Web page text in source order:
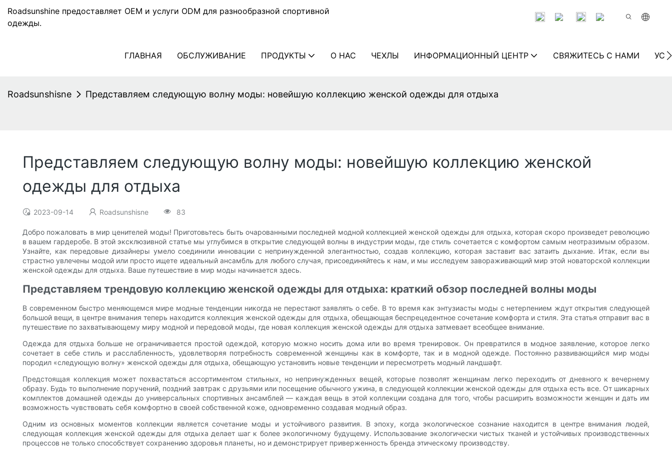
Roadsunshine предоставляет OEM и услуги ODM для разнообразной спортивной
одежды.
ГЛАВНАЯ ОБСЛУЖИВАНИЕ ПРОДУКТЫ О НАС ЧЕХЛЫ ИНФОРМАЦИОННЫЙ ЦЕНТР СВЯЖИТЕСЬ С НАМИ
Roadsunshisne Представляем следующую волну моды: новейшую коллекцию женской одежды для отдыха
Представляем следующую волну моды: новейшую коллекцию женской
одежды для отдыха
2023-09-14 Roadsunshisne 83
Добро пожаловать в мир ценителей моды! Приготовьтесь быть очарованными последней модной коллекцией женской одежды для отдыха, которая скоро произведет революцию
в вашем гардеробе. В этой эксклюзивной статье мы углубимся в открытие следующей волны в индустрии моды, где стиль сочетается с комфортом самым неотразимым образом.
Узнайте, как передовые дизайнеры умело соединили инновации с непринужденной элегантностью, создав коллекцию, которая заставит вас затаить дыхание. Итак, если вы
страстно увлечены модой или просто ищете идеальный ансамбль для любого случая, присоединяйтесь к нам, и мы исследуем завораживающий мир этой новаторской коллекции
женской одежды для отдыха. Ваше путешествие в мир моды начинается здесь.
Представляем трендовую коллекцию женской одежды для отдыха: краткий обзор последней волны моды
В современном быстро меняющемся мире модные тенденции никогда не перестают заявлять о себе. В то время как энтузиасты моды с нетерпением ждут открытия следующей
большой вещи, в центре внимания теперь находится коллекция женской одежды для отдыха, обещающая беспрецедентное сочетание комфорта и стиля. Эта статья отправит вас в
путешествие по захватывающему миру модной и передовой моды, где новая коллекция женской одежды для отдыха затмевает всеобщее внимание.
Одежда для отдыха больше не ограничивается простой одеждой, которую можно носить дома или во время тренировок. Он превратился в модное заявление, которое легко
сочетает в себе стиль и расслабленность, удовлетворяя потребность современной женщины как в комфорте, так и в модной одежде. Постоянно развивающийся мир моды
породил «следующую волну» женской одежды для отдыха, обещающую установить новые тенденции и пересмотреть модный ландшафт.
Предстоящая коллекция может похвастаться ассортиментом стильных, но непринужденных вещей, которые позволят женщинам легко переходить от дневного к вечернему
образу. Будь то выполнение поручений, поздний завтрак с друзьями или посещение обычного ужина, в следующей коллекции женской одежды для отдыха есть все. От шикарных
комплектов домашней одежды до универсальных спортивных ансамблей — каждая вещь в этой коллекции создана для того, чтобы расширить возможности женщин и дать им
возможность чувствовать себя комфортно в своей собственной коже, одновременно создавая модный образ.
Одним из основных моментов коллекции является сочетание моды и устойчивого развития. В эпоху, когда экологическое сознание находится в центре внимания людей,
следующая коллекция женской одежды для отдыха делает шаг к более экологичному будущему. Использование экологически чистых тканей и устойчивых производственных
процессов не только способствует сохранению здоровья планеты, но и демонстрирует приверженность бренда этическому производству.